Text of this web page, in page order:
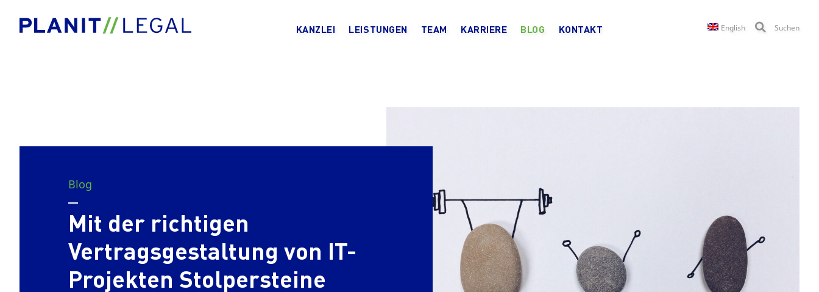
KANZLEI LEISTUNGEN TEAM KARRIERE BLOG KONTAKT English Suchen
Blog
Mit der richtigen
Vertragsgestaltung von IT-
Projekten Stolpersteine